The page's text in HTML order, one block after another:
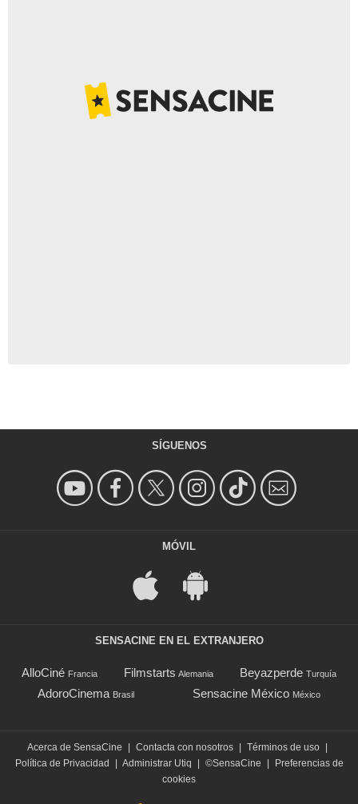
SÍGUENOS
MÓVIL
SENSACINE EN EL EXTRANJERO
AlloCiné Francia Filmstarts Alemania Beyazperde Turquía
AdoroCinema Brasil Sensacine México México
Acerca de SensaCine Contacta con nosotros Términos de uso
Política de Privacidad
Administrar Utiq ©SensaCine
Preferencias de
cookies